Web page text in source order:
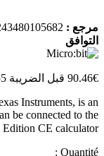
مرجع :
التوافق
90.46€ قبل الضريبة
Instruments, is an
be connected to the
CE calculator.
Quantité :